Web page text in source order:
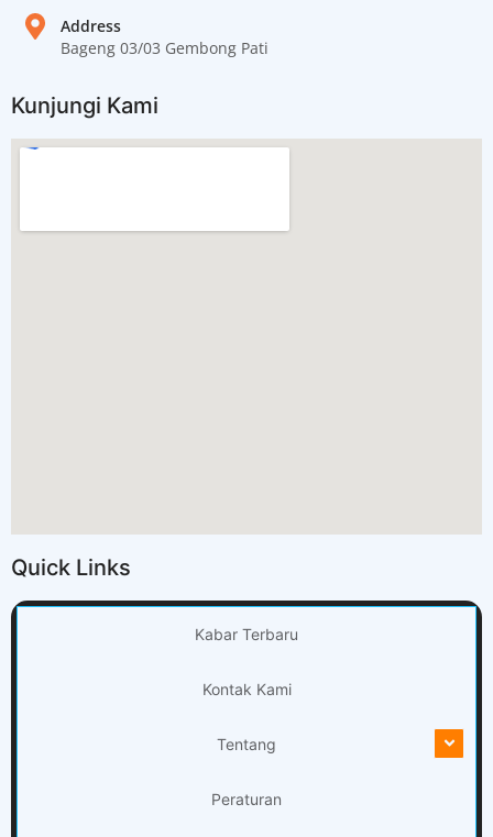
Address
Bageng 03/03 Gembong Pati
Kunjungi Kami
Quick Links
Kabar Terbaru
Kontak Kami
Tentang
Peraturan